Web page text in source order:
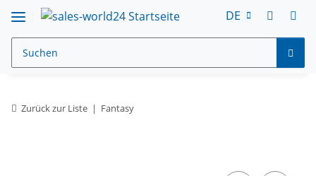
DE
Zurück zur Liste Fantasy